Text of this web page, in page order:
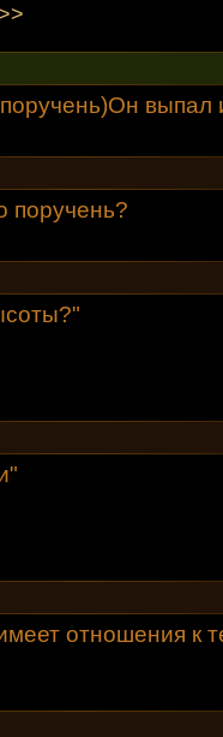
выпал
поручень?
отношения к